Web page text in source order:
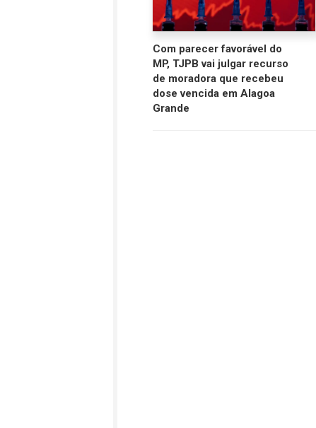
Com parecer favorável do
MP, TJPB vai julgar recurso
de moradora que recebeu
dose vencida em Alagoa
Grande